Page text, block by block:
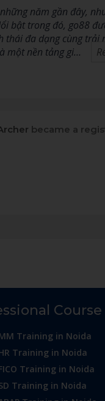
năm gần đây,
bật trong đó, go88
thái đa dạng cùng
một nền tảng gi…
became a
Course
MM Training in Noida
Training in Noida
Training in Noida
Training in Noida